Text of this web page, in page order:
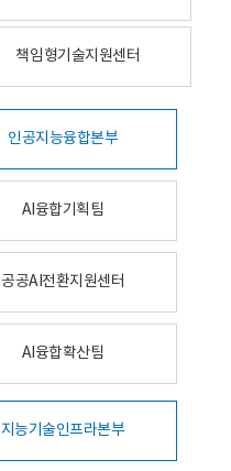
책임형기술지원센터
인공지능융합본부
AI융합기획팀
공공AI전환지원센터
AI융합확산팀
지능기술인프라본부